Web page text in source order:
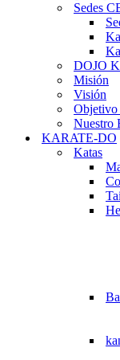
Sedes
DOJO
Misión
Visión
Nuestro
KARATE-DO
Katas